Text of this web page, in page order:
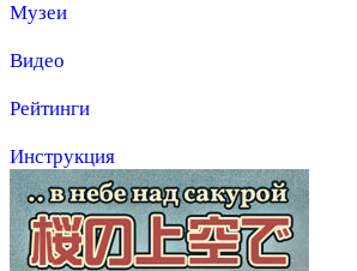
Музеи
Видео
Рейтинги
Инструкция